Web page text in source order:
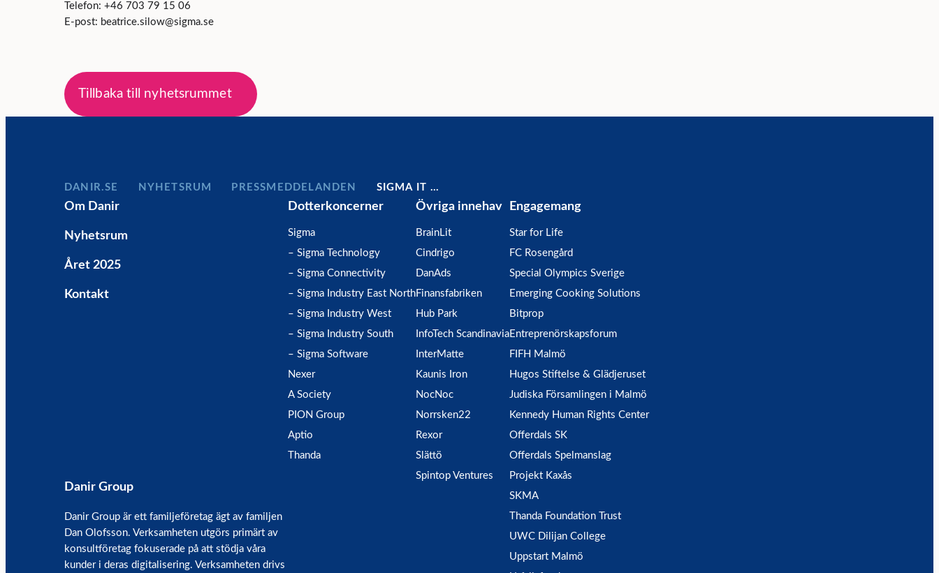
Telefon: +46 703 79 15 06
E-post: beatrice.silow@sigma.se
Tillbaka till nyhetsrummet
DANIR NYHETSRUM PRESSMEDDELANDEN SIGMA IT …
Om Danir
Nyhetsrum
Året 2025
Kontakt
Danir Group
Danir Group är ett familjeföretag ägt av familjen
Dan Olofsson. Verksamheten utgörs primärt av
konsultföretag fokuserade på att stödja våra
kunder i deras digitalisering. Verksamheten drivs
Dotterkoncerner
Sigma
– Sigma Technology
– Sigma Connectivity
– Sigma Industry East North
– Sigma Industry West
– Sigma Industry South
– Sigma Software
Nexer
A Society
PION Group
Aptio
Thanda
Övriga innehav
BrainLit
Cindrigo
DanAds
Finansfabriken
Hub Park
InfoTech Scandinavia
InterMatte
Kaunis Iron
NocNoc
Norrsken22
Rexor
Slättö
Spintop Ventures
Engagemang
Star for Life
FC Rosengård
Special Olympics Sverige
Emerging Cooking Solutions
Bitprop
Entreprenörskapsforum
FIFH Malmö
Hugos Stiftelse & Glädjeruset
Judiska Församlingen i Malmö
Kennedy Human Rights Center
Offerdals SK
Offerdals Spelmanslag
Projekt Kaxås
SKMA
Thanda Foundation Trust
UWC Dilijan College
Uppstart Malmö